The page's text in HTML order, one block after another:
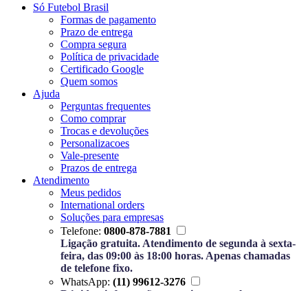
Só Futebol Brasil
Formas de pagamento
Prazo de entrega
Compra segura
Política de privacidade
Certificado Google
Quem somos
Ajuda
Perguntas frequentes
Como comprar
Trocas e devoluções
Personalizacoes
Vale-presente
Prazos de entrega
Atendimento
Meus pedidos
International orders
Soluções para empresas
Telefone: 0800-878-7881
Ligação gratuita. Atendimento de segunda à sexta-
feira, das 09:00 às 18:00 horas. Apenas chamadas
de telefone fixo.
WhatsApp: (11) 99612-3276